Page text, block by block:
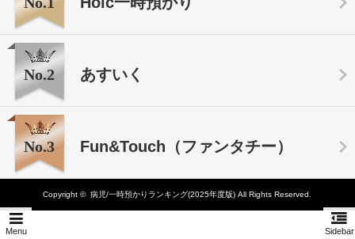
Menu Sidebar
No.2 あすいく
No.3 Fun&Touch（ファンタチー）
Copyright ©病児/一時預かりランキング(2025年度版) All Rights Reserved.